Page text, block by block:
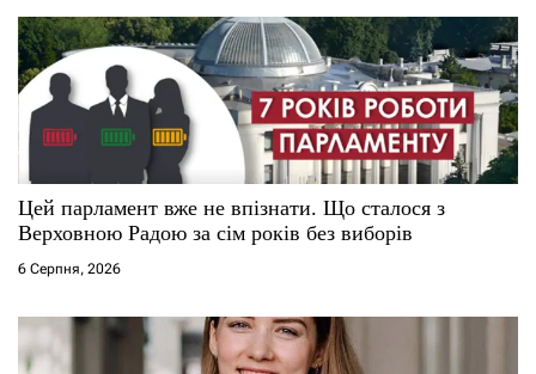
в
Цей парламент вже не впізнати. Що сталося з
Верховною Радою за сім років без виборів
6 Серпня, 2026